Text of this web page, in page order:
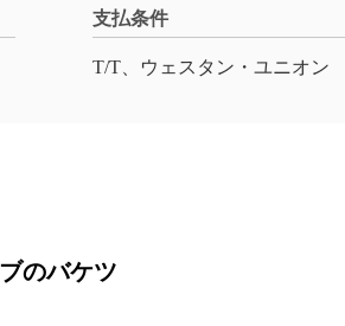
支払条件
T/T、ウェスタン・ユニオン
のバケツ